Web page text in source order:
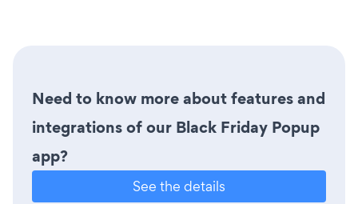
Need to know more about features and
integrations of our Black Friday Popup
app?
See the details